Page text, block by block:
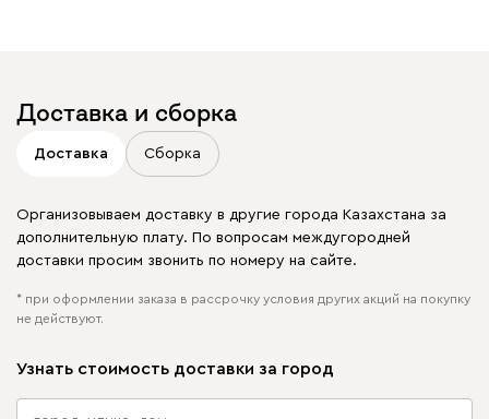
Доставка и сборка
Доставка Сборка
Организовываем доставку в другие города Казахстана за
дополнительную плату. По вопросам междугородней
доставки просим звонить по номеру на сайте.
* при оформлении заказа в рассрочку условия других акций на покупку
не действуют.
Узнать стоимость доставки за город